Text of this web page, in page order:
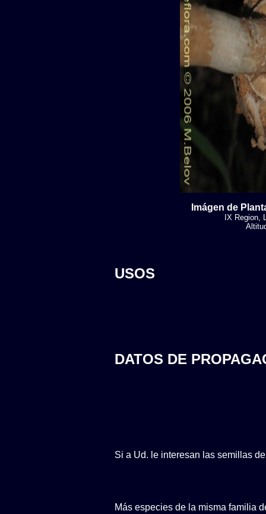
Imágen de
IX Region,
USOS
DATOS DE
Si a Ud. le interesan las semillas
Más especies de la misma familia